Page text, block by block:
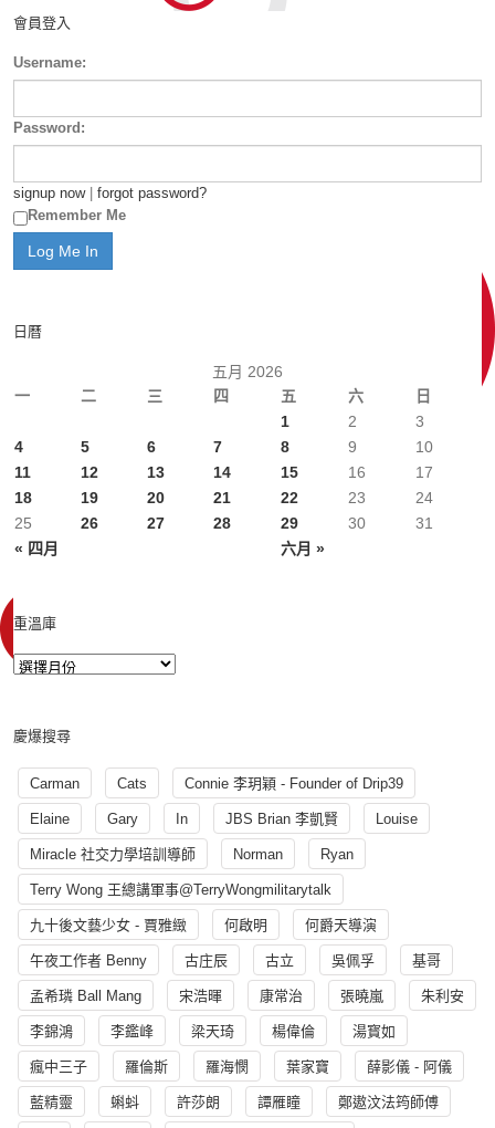
會員登入
Username:
Password:
signup now| forgot password?
Remember Me
日曆
五月 2026
一
二 三 四 五 六 日
« 四月 六月 »
1 2
3
4
5 6 7 8 9
10
11
12 13 14 15 16
17
18
19 20 21 22 23
24
25
26 27 28 29 30 31
重溫庫
慶爆搜尋
Carman Cats Connie 李玥穎 - Founder of Drip39
Elaine Gary In JBS Brian 李凱賢 Louise
Miracle 社交力學培訓導師 Norman Ryan
Terry Wong 王總講軍事@TerryWongmilitarytalk
九十後文藝少女 - 賈雅緻 何啟明 何爵天導演
午夜工作者 Benny 古庄辰 古立 吳佩孚 基哥
孟希璘 Ball Mang 宋浩暉 康常治 張曉嵐 朱利安
李錦鴻 李鑑峰 梁天琦 楊偉倫 湯寳如
瘋中三子 羅倫斯 羅海憫 葉家寶 薛影儀 - 阿儀
藍精靈 蝌蚪 許莎朗 譚雁瞳 鄭遨汶法筠師傅